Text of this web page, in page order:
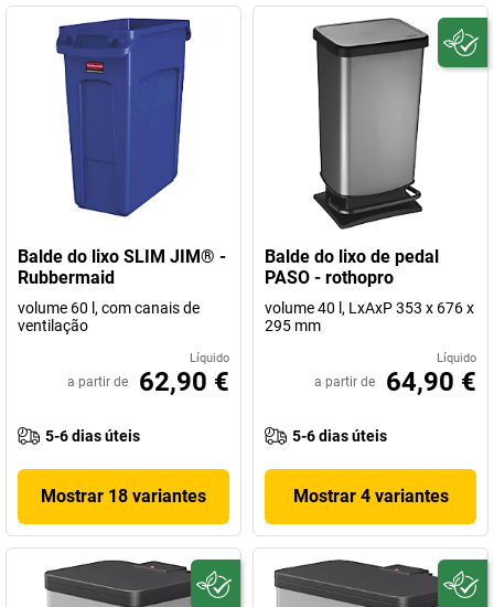
Balde do lixo SLIM JIM® -
Rubbermaid
volume 60 l, com canais de
ventilação
Líquido
a partir de 62,90 €
5-6 dias úteis
Mostrar 18 variantes
Balde do lixo de pedal
PASO - rothopro
volume 40 l, LxAxP 353 x 676 x
295 mm
Líquido
a partir de 64,90 €
5-6 dias úteis
Mostrar 4 variantes